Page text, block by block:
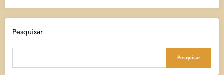
Pesquisar
Pesquisar